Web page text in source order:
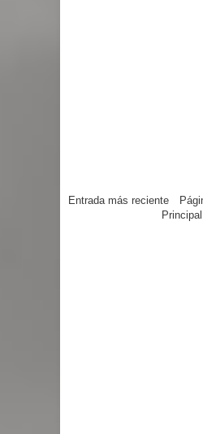
Entrada más reciente
Principal